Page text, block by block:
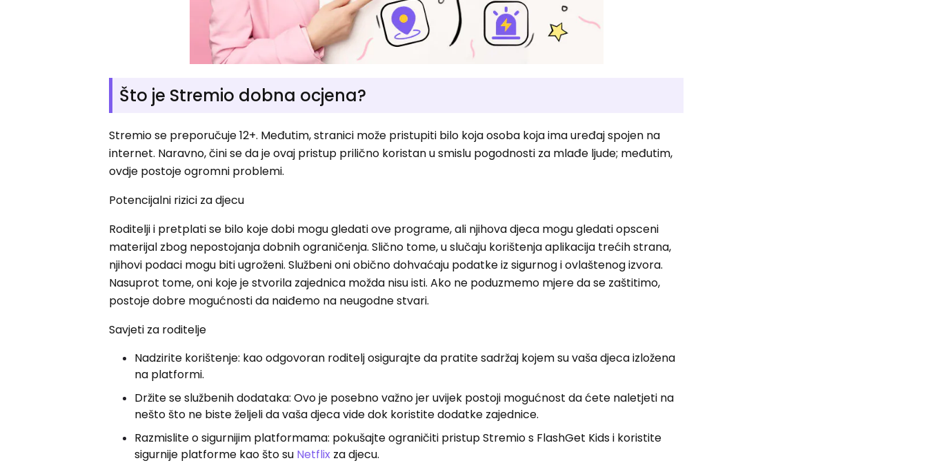
Što je Stremio dobna ocjena?
Stremio se preporučuje 12+. Međutim, stranici može pristupiti bilo koja osoba koja ima uređaj spojen na
internet. Naravno, čini se da je ovaj pristup prilično koristan u smislu pogodnosti za mlađe ljude; međutim,
ovdje postoje ogromni problemi.
Potencijalni rizici za djecu
Roditelji i pretplati se bilo koje dobi mogu gledati ove programe, ali njihova djeca mogu gledati opsceni
materijal zbog nepostojanja dobnih ograničenja. Slično tome, u slučaju korištenja aplikacija trećih strana,
njihovi podaci mogu biti ugroženi. Službeni oni obično dohvaćaju podatke iz sigurnog i ovlaštenog izvora.
Nasuprot tome, oni koje je stvorila zajednica možda nisu isti. Ako ne poduzmemo mjere da se zaštitimo,
postoje dobre mogućnosti da naiđemo na neugodne stvari.
Savjeti za roditelje
Nadzirite korištenje: kao odgovoran roditelj osigurajte da pratite sadržaj kojem su vaša djeca izložena
na platformi.
Držite se službenih dodataka: Ovo je posebno važno jer uvijek postoji mogućnost da ćete naletjeti na
nešto što ne biste željeli da vaša djeca vide dok koristite dodatke zajednice.
Razmislite o sigurnijim platformama: pokušajte ograničiti pristup Stremio s FlashGet Kids i koristite
sigurnije platforme kao što su Netflix za djecu.